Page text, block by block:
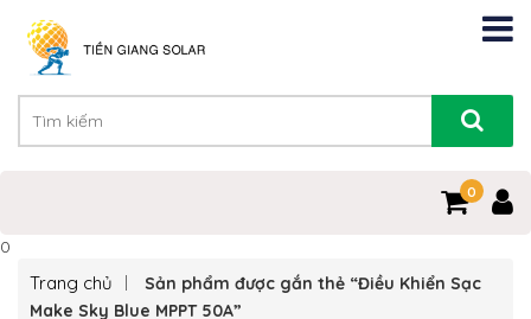
0
0
Trang chủ
Sản phẩm được gắn thẻ “Điều Khiển Sạc
Make Sky Blue MPPT 50A”